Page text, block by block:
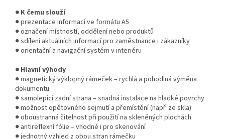
● K čemu slouží
● prezentace informací ve formátu A5
● označení místností, oddělení nebo produktů
● sdílení aktuálních informací pro zaměstnance i zákazníky
● orientační a navigační systém v interiéru
● Hlavní výhody
● magnetický výklopný rámeček – rychlá a pohodlná výměna
dokumentu
● samolepicí zadní strana – snadná instalace na hladké povrchy
● možnost opětovného sejmutí a přemístění (např. ze skla)
● oboustranná čitelnost při použití na skleněných plochách
● antireflexní fólie – vhodné i pro skenování
● jednotný vzhled z obou stran rámečku